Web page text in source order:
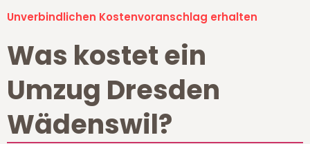
Unverbindlichen Kostenvoranschlag erhalten
Was kostet ein
Umzug Dresden
Wädenswil?